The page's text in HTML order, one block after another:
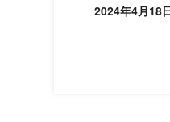
2024年4月18